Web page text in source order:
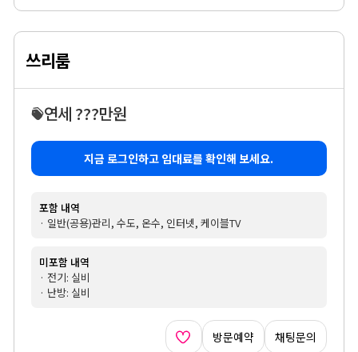
쓰리룸
연세 ???만원
지금 로그인하고 임대료를 확인해 보세요.
포함 내역
· 일반(공용)관리, 수도, 온수, 인터넷, 케이블TV
미포함 내역
· 전기: 실비
· 난방: 실비
방문예약 채팅문의